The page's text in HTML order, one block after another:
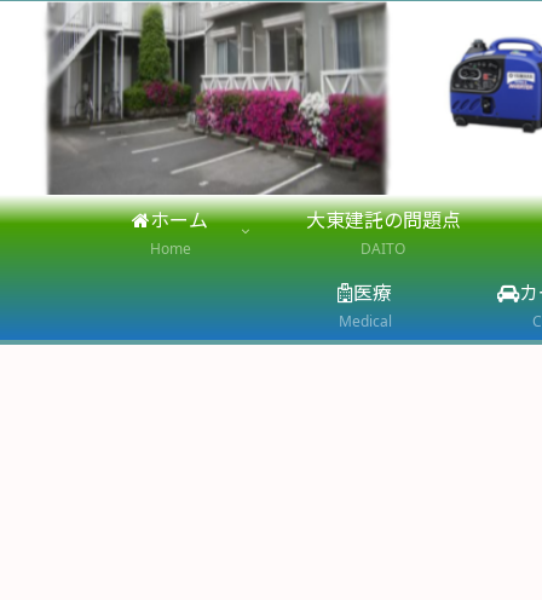
ホーム
Home
大東建託の問題点
DAITO
医療
Medical